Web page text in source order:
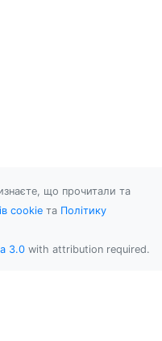
що прочитали та
cookie та Політику
3.0 with attribution required.